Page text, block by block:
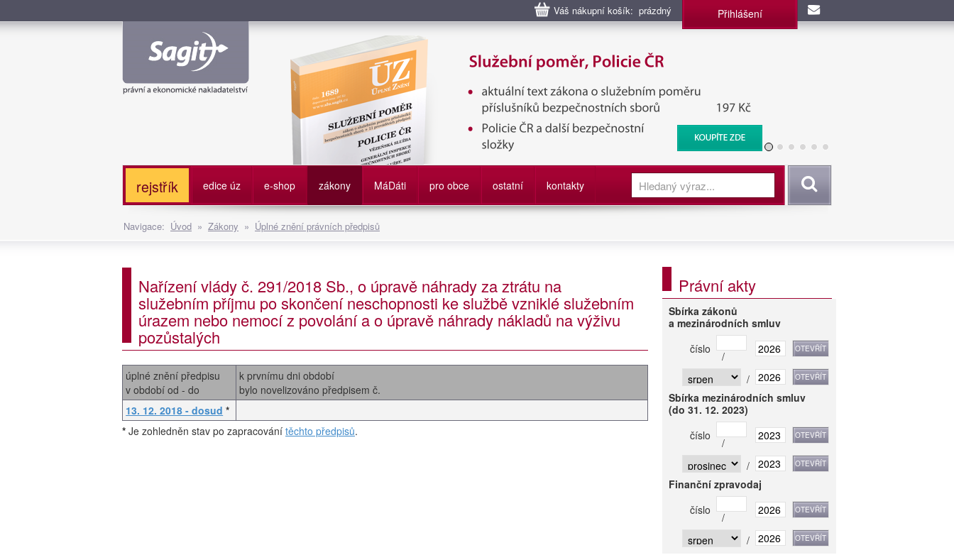
Váš nákupní košík: prázdný Přihlášení
Služební poměr příslušníků bezpečnostních sborů, Policie ČR, Vězeňská služba, BIS, Zpravodajské
služby
rejstřík edice úz e-shop zákony MáDáti pro obce ostatní kontakty Vyhledat
Navigace: Úvod » Zákony » Úplné znění právních předpisů
Nařízení vlády č. 291/2018 Sb., o úpravě náhrady za ztrátu na
služebním příjmu po skončení neschopnosti ke službě vzniklé služebním
úrazem nebo nemocí z povolání a o úpravě náhrady nákladů na výživu
pozůstalých
úplné znění předpisu
v období od - do
k prvnímu dni období
bylo novelizováno předpisem č.
13. 12. 2018 - dosud *
* Je zohledněn stav po zapracování těchto předpisů.
Právní akty
Sbírka zákonů
a mezinárodních smluv
číslo
/
/
Sbírka mezinárodních smluv
(do 31. 12. 2023)
číslo
/
/
Finanční zpravodaj
číslo
/
/